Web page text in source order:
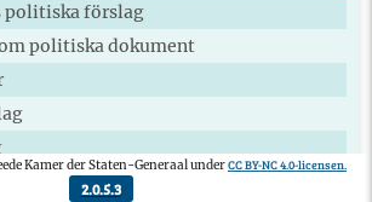
politiska förslag
politiska dokument
Kamer der Staten-Generaal underCC BY-NC 4.0-licensen.
2.0.5.3